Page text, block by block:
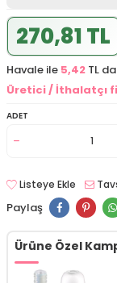
270,81 TL
Havale ile 5,42 TL
Üretici / İthalatçı
ADET
Listeye Ekle
Paylaş
Ürüne Özel